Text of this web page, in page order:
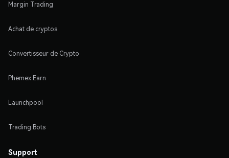
Margin Trading
Achat de cryptos
Convertisseur de Crypto
Phemex Earn
Launchpool
Trading Bots
Support